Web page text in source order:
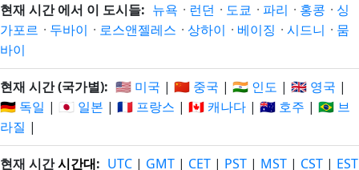
현재 시간 에서 이 도시들: 뉴욕 · 런던 · 도쿄 · 파리 · 홍콩 · 싱
가포르 · 두바이 · 로스앤젤레스 · 상하이 · 베이징 · 시드니 · 뭄
바이
현재 시간 (국가별): 🇺🇸 미국 | 🇨🇳 중국 | 🇮🇳 인도 | 🇬🇧 영국 |
🇩🇪 독일 | 🇯🇵 일본 | 🇫🇷 프랑스 | 🇨🇦 캐나다 | 🇦🇺 호주 | 🇧🇷 브
라질 |
현재 시간시간대: UTC | GMT | CET | PST | MST | CST | EST